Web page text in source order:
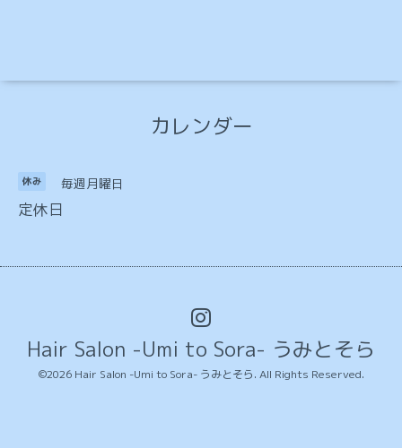
カレンダー
休み 毎週月曜日
定休日
Hair Salon -Umi to Sora- うみとそら
©2026 Hair Salon -Umi to Sora- うみとそら. All Rights Reserved.